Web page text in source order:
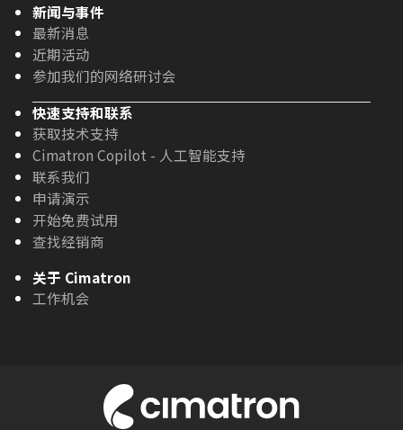
新闻与事件
最新消息
近期活动
参加我们的网络研讨会
快速支持和联系
获取技术支持
Cimatron Copilot - 人工智能支持
联系我们
申请演示
开始免费试用
查找经销商
关于 Cimatron
工作机会